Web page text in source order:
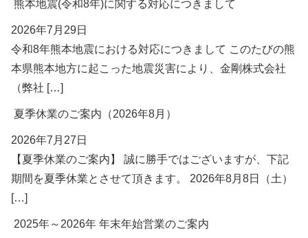
熊本地震(令和8年)に関する対応につきまして
2026年7月29日
令和8年熊本地震における対応につきまして このたびの熊
本県熊本地方に起こった地震災害により、金剛株式会社
（弊社 […]
夏季休業のご案内（2026年8月）
2026年7月27日
【夏季休業のご案内】 誠に勝手ではございますが、下記
期間を夏季休業とさせて頂きます。 2026年8月8日（土）
[…]
2025年～2026年 年末年始営業のご案内